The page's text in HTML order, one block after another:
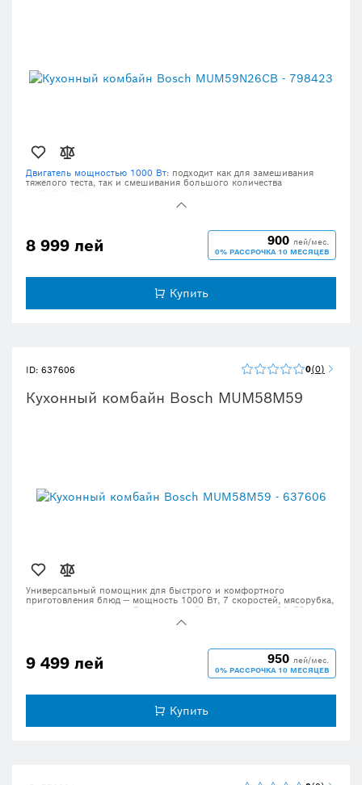
Двигатель мощностью 1000 Вт: подходит как для замешивания
тяжелого теста, так и смешивания большого количества
Большая чаша из нержавеющей стали 3,9 л:
обычного теста или 1,9 кг дрожжевого теста).
3D Планетарное Смешивание:
быстрое и качественное смешивание
всех ингредиентов благодаря планетарному принципу вращения
Автоматическая парковка:насадки останавливаются в положении,
8 999 лей 900 лей/мес.
0% РАССРОЧКА 10 МЕСЯЦЕВ
Купить
ID: 637606 0 0
Кухонный комбайн Bosch MUM58M59
Универсальный помощник для быстрого и комфортного
приготовления блюд — мощность 1000 Вт, 7 скоростей, мясорубка,
пресс для цитрусовых. Оригинальный товар, доставка 24–72 часа.
9 499 лей 950 лей/мес.
0% РАССРОЧКА 10 МЕСЯЦЕВ
Купить